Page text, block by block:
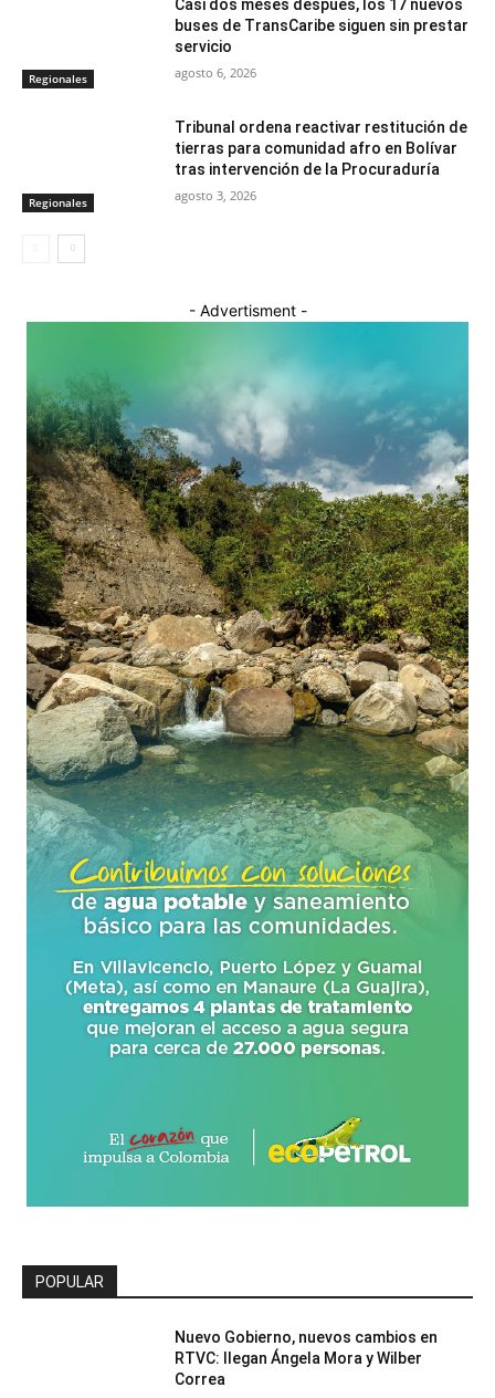
Regionales
Casi dos meses después, los 17 nuevos
buses de TransCaribe siguen sin prestar
servicio
agosto 6, 2026
Regionales
Tribunal ordena reactivar restitución de
tierras para comunidad afro en Bolívar
tras intervención de la Procuraduría
agosto 3, 2026
- Advertisment -
POPULAR
Nuevo Gobierno, nuevos cambios en
RTVC: llegan Ángela Mora y Wilber
Correa